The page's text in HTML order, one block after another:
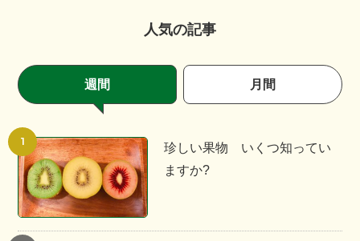
人気の記事
週間 月間
珍しい果物 いくつ知ってい
ますか?